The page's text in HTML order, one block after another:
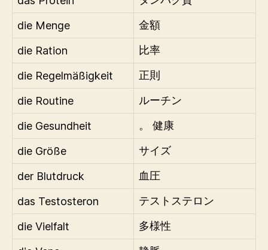
die Menge 金額
die Ration 比率
die Regelmäßigkeit 正則
die Routine ルーチン
die Gesundheit 。 健康
die Größe サイズ
der Blutdruck 血圧
das Testosteron テストステロン
die Vielfalt 多様性